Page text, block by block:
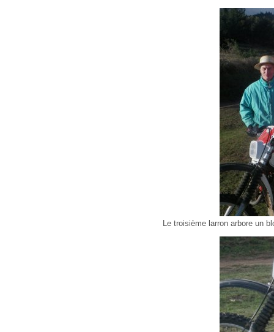
Le troisième larron arbore un